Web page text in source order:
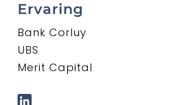
Ervaring
Bank Corluy
UBS
Merit Capital